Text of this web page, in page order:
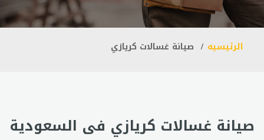
الرئيسيه صيانة غسالات كريازي
صيانة غسالات كريازي فى السعودية